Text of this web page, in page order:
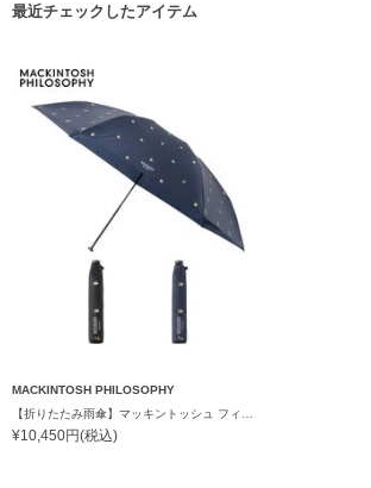
最近チェックしたアイテム
MACKINTOSH PHILOSOPHY
¥10,450円(税込)